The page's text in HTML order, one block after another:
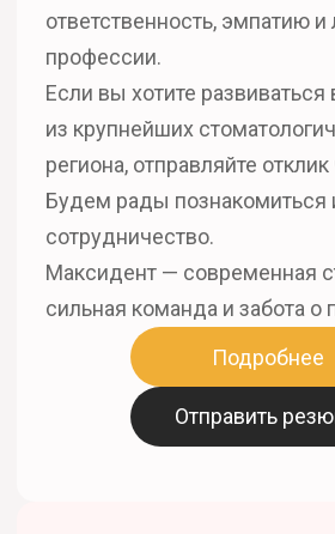
ответственность, эмпатию
профессии.
Если вы хотите
из крупнейших
региона, отправляйте
Будем рады познакомиться
сотрудничество.
Максидент — современная
сильная команда и забота о
Подробнее
Отправить